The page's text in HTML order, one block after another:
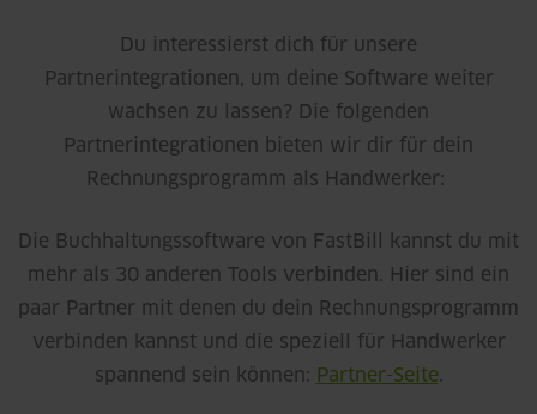
Du interessierst dich für unsere
Partnerintegrationen, um deine Software weiter
wachsen zu lassen? Die folgenden
Partnerintegrationen bieten wir dir für dein
Rechnungsprogramm als Handwerker:
Die Buchhaltungssoftware von FastBill kannst du mit
mehr als 30 anderen Tools verbinden. Hier sind ein
paar Partner mit denen du dein Rechnungsprogramm
verbinden kannst und die speziell für Handwerker
spannend sein können: Partner-Seite.